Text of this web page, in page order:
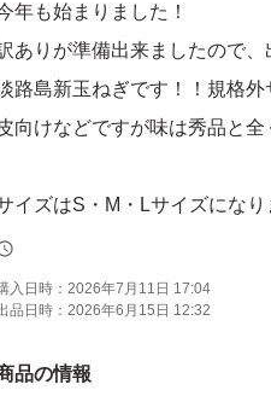
年も始まりました！
ありが準備出来ましたので、
路島新玉ねぎです！！規格外
向けなどですが味は秀品と
イズはS・M・Lサイズになり
ねぎ品種は、ターザンです
路島の玉ねぎなので、甘さは
い玉ねぎです！カレーやシチ
入日時： 2026年7月11日 17:04
品日時： 2026年6月15日 12:32
品の情報